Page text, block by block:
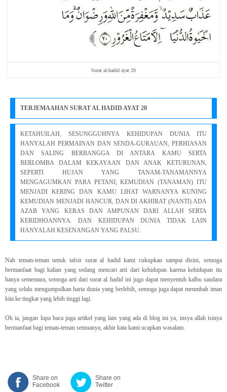
Surat al-hadid ayat 20
TERJEMAAHAN SURAT AL HADID AYAT 20
KETAHUILAH, SESUNGGUHNYA KEHIDUPAN DUNIA ITU
HANYALAH PERMAINAN DAN SENDA-GURAUAN, PERHIASAN
DAN SALING BERBANGGA DI ANTARA KAMU SERTA
BERLOMBA DALAM KEKAYAAN DAN ANAK KETURUNAN,
SEPERTI HUJAN YANG TANAM-TANAMANNYA
MENGAGUMKAN PARA PETANI; KEMUDIAN (TANAMAN) ITU
MENJADI KERING DAN KAMU LIHAT WARNANYA KUNING
KEMUDIAN MENJADI HANCUR, DAN DI AKHIRAT (NANTI) ADA
AZAB YANG KERAS DAN AMPUNAN DARI ALLAH SERTA
KERIDHOANNYA. DAN KEHIDUPAN DUNIA TIDAK LAIN
HANYALAH KESENANGAN YANG PALSU.
Nah teman-teman untuk tafsir surat al hadid kami cukupkan sampai disini, semoga
bermanfaat bagi kalian yang sedang mencari arti dari kehidupan karena kehidupan itu
hanya sementara, semoga arti dari surat al hadid ini juga dapat menyentuh kalbu saudara
yang selalu mengumpulkan harta dunia yang berlebih, semoga juga dapat menmbah iman
kita ke tingkat yang lebih tinggi lagi.
Oh ia, jangan lupa baca juga artikel yang lain yang ada di blog ini ya, insya allah isinya
bermanfaat bagi teman-teman semuanya, akhir kata kami ucapkan wasalam.
Share on
Facebook
Share on
Twitter